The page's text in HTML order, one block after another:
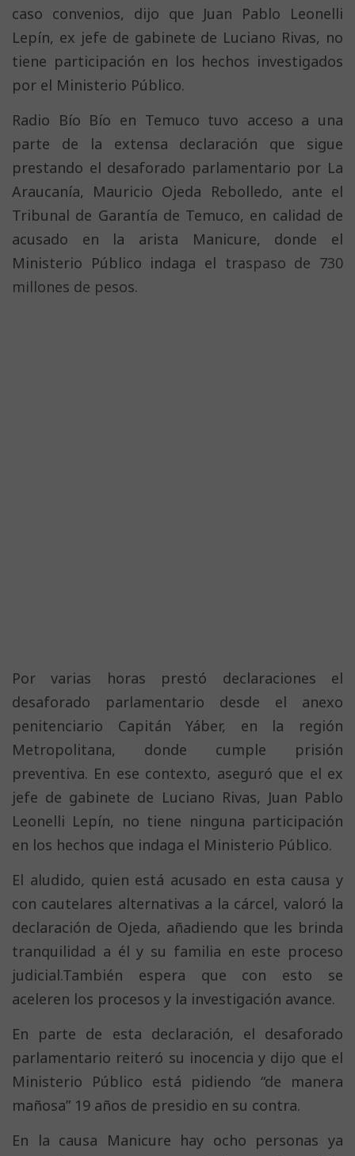
caso convenios, dijo que Juan Pablo Leonelli
Lepín, ex jefe de gabinete de Luciano Rivas, no
tiene participación en los hechos investigados
por el Ministerio Público.
Radio Bío Bío en Temuco tuvo acceso a una
parte de la extensa declaración que sigue
prestando el desaforado parlamentario por La
Araucanía, Mauricio Ojeda Rebolledo, ante el
Tribunal de Garantía de Temuco, en calidad de
acusado en la arista Manicure, donde el
Ministerio Público indaga el traspaso de 730
millones de pesos.
Por varias horas prestó declaraciones el
desaforado parlamentario desde el anexo
penitenciario Capitán Yáber, en la región
Metropolitana, donde cumple prisión
preventiva. En ese contexto, aseguró que el ex
jefe de gabinete de Luciano Rivas, Juan Pablo
Leonelli Lepín, no tiene ninguna participación
en los hechos que indaga el Ministerio Público.
El aludido, quien está acusado en esta causa y
con cautelares alternativas a la cárcel, valoró la
declaración de Ojeda, añadiendo que les brinda
tranquilidad a él y su familia en este proceso
judicial.También espera que con esto se
aceleren los procesos y la investigación avance.
En parte de esta declaración, el desaforado
parlamentario reiteró su inocencia y dijo que el
Ministerio Público está pidiendo “de manera
mañosa” 19 años de presidio en su contra.
En la causa Manicure hay ocho personas ya